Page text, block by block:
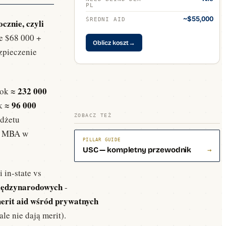
PL
ŚREDNI AID ~$55,000
Oblicz koszt→
ZOBACZ TEŻ
PILLAR GUIDE
USC — kompletny przewodnik →
czyli
$68 000 +
≈ 232 000
≈ 96 000
MBA w
in-state vs
-
aid wśród prywatnych
nie dają merit).